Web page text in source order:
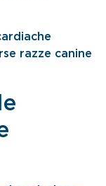
razze canine